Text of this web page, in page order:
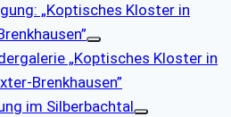
„Koptisches Kloster in
„Koptisches Kloster in
Brenkhausen”
im Silberbachtal